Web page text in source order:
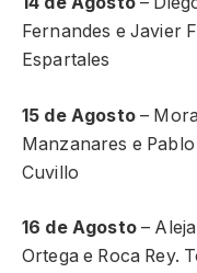
Fernandes e Javier
Espartales
15 de Agosto–
Manzanares e
Cuvillo
16 de Agosto–
Ortega e Roca Rey.